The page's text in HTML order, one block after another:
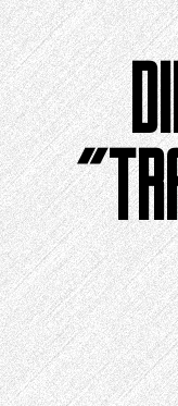
Saltar
al
contingut